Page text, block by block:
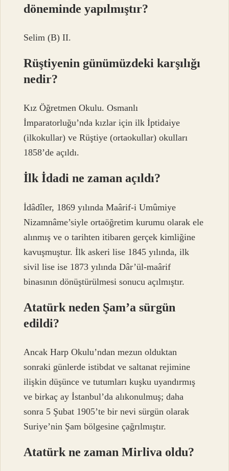
döneminde yapılmıştır?
Selim (B) II.
Rüştiyenin günümüzdeki karşılığı
nedir?
Kız Öğretmen Okulu. Osmanlı
İmparatorluğu’nda kızlar için ilk İptidaiye
(ilkokullar) ve Rüştiye (ortaokullar) okulları
1858’de açıldı.
İlk İdadi ne zaman açıldı?
İdâdîler, 1869 yılında Maârif-i Umûmiye
Nizamnâme’siyle ortaöğretim kurumu olarak ele
alınmış ve o tarihten itibaren gerçek kimliğine
kavuşmuştur. İlk askeri lise 1845 yılında, ilk
sivil lise ise 1873 yılında Dâr’ül-maârif
binasının dönüştürülmesi sonucu açılmıştır.
Atatürk neden Şam’a sürgün
edildi?
Ancak Harp Okulu’ndan mezun olduktan
sonraki günlerde istibdat ve saltanat rejimine
ilişkin düşünce ve tutumları kuşku uyandırmış
ve birkaç ay İstanbul’da alıkonulmuş; daha
sonra 5 Şubat 1905’te bir nevi sürgün olarak
Suriye’nin Şam bölgesine çağrılmıştır.
Atatürk ne zaman Mirliva oldu?